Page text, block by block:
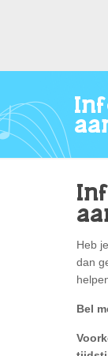
Heb
dan
Bel